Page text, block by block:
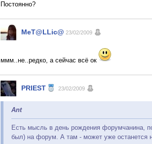
Постоянно?
MeT@LLic@ 23/02/2009
ммм..не..редко, а сейчас всё ок
PRIEST 23/02/2009
Ant
Есть мысль в день рождения форумчанина,
был) на форум. А там - может уже останется